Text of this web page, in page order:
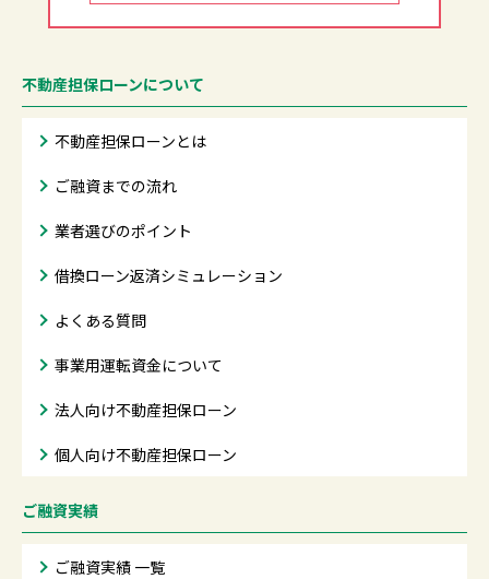
不動産担保ローンについて
不動産担保ローンとは
ご融資までの流れ
業者選びのポイント
借換ローン返済シミュレーション
よくある質問
事業用運転資金について
法人向け不動産担保ローン
個人向け不動産担保ローン
ご融資実績
ご融資実績 一覧